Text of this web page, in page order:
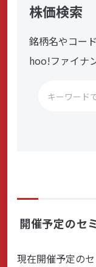
株価検索
銘柄名やコー
hoo!ファイナ
す
開催予定のセ
現在開催予定の